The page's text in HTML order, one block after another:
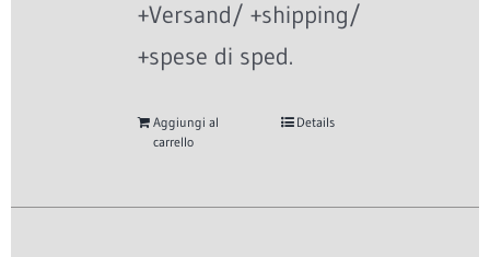
+Versand/ +shipping/
+spese di sped.
Aggiungi al
carrello
Details